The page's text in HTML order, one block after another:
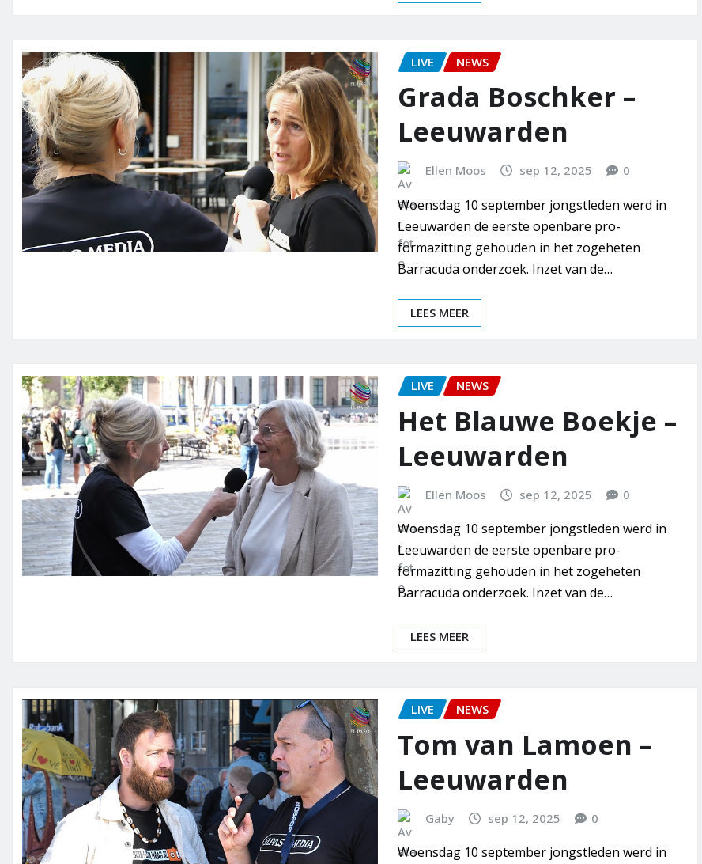
LIVE NEWS
Grada Boschker –
Leeuwarden
Ellen Moos sep 12, 2025 0
Woensdag 10 september jongstleden werd in
Leeuwarden de eerste openbare pro-
formazitting gehouden in het zogeheten
Barracuda onderzoek. Inzet van de…
LEES MEER
LIVE NEWS
Het Blauwe Boekje –
Leeuwarden
Ellen Moos sep 12, 2025 0
Woensdag 10 september jongstleden werd in
Leeuwarden de eerste openbare pro-
formazitting gehouden in het zogeheten
Barracuda onderzoek. Inzet van de…
LEES MEER
LIVE NEWS
Tom van Lamoen –
Leeuwarden
Gaby sep 12, 2025 0
Woensdag 10 september jongstleden werd in